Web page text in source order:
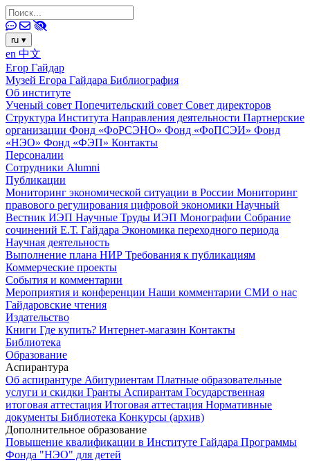
ru ▾
en 中文
Егор Гайдар
Музей Егора Гайдара Библиография
Об институте
Ученый совет Попечительский совет Совет директоров
Структура Института Направления деятельности Партнерские
организации Фонд «ФоРСЭНО» Фонд «ФоПСЭИ» Фонд
«НЭО» Фонд «ФЭП» Контакты
Персоналии
Сотрудники Alumni
Публикации
Мониторинг экономической ситуации в России Мониторинг
правового регулирования цифровой экономики Научный
Вестник ИЭП Научные Труды ИЭП Монографии Собрание
сочинений Е.Т. Гайдара Экономика переходного периода
Научная деятельность
Выполнение плана НИР Требования к публикациям
Коммерческие проекты
События и комментарии
Мероприятия и конференции Наши комментарии СМИ о нас
Гайдаровские чтения
Издательство
Книги Где купить? Интернет-магазин Контакты
Библиотека
Образование
Аспирантура
Об аспирантуре Абитуриентам Платные образовательные
услуги и скидки Гранты Аспирантам Государственная
итоговая аттестация Итоговая аттестация Нормативные
документы Библиотека Конкурсы (архив)
Дополнительное образование
Повышение квалификации в Институте Гайдара Программы
Фонда "НЭО" для детей